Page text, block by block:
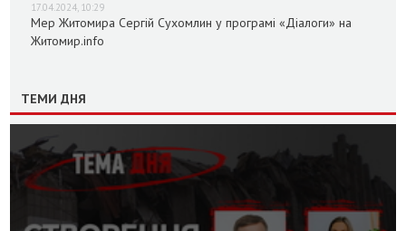
17.04.2024, 10:29
Мер Житомира Сергій Сухомлин у програмі «Діалоги» на
Житомир.info
ТЕМИ ДНЯ